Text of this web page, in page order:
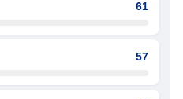
61
57